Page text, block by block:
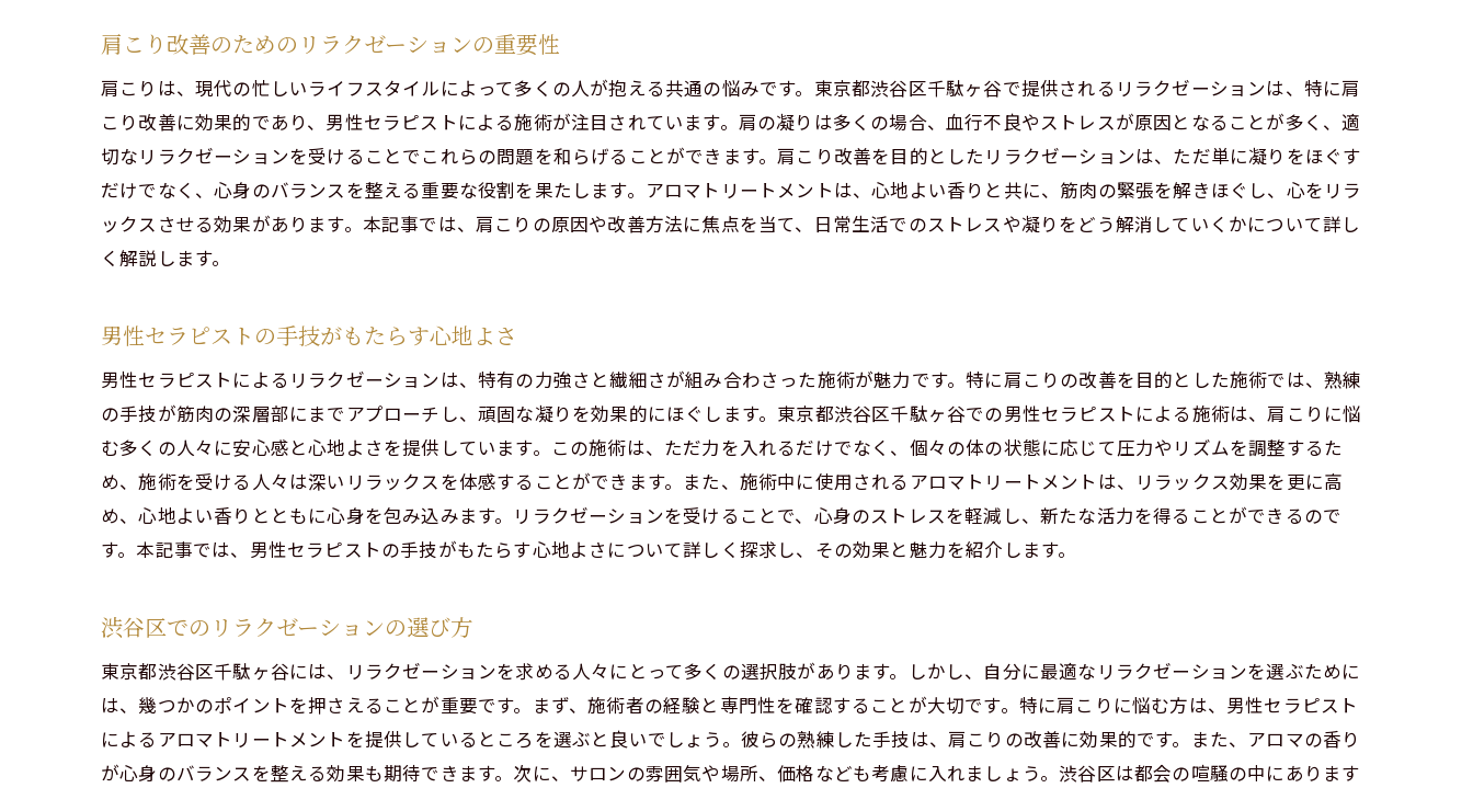
心身を癒す香りのパワー
リラクゼーションにおけるアロマの役割
施術後のリラックス感の持続
アロマトリートメントの歴史とその進化
疲労回復に効果抜群男性セラピストによるリラクゼーションのススメ
リラクゼーションの持続的な効果
疲労回復のためのおすすめ施術
心と体のリセットの重要性
リラクゼーションを生活に取り入れる方法
現代人の疲れを癒す渋谷区千駄ヶ谷のリラクゼーションスポット
都会の喧騒を忘れるリラクゼーションの場所
千駄ヶ谷での癒しの時間の過ごし方
心地よい空間でのリラクゼーション体験
リラクゼーションスポットでの一日の過ごし方
都会のストレスを解消渋谷区で人気のリラクゼーション体験
肩こり改善のためのリラクゼーションの重要性
肩こりは、現代の忙しいライフスタイルによって多くの人が抱える共通の悩みです。東京都渋谷区千駄ヶ谷で提供されるリラクゼーションは、特に肩
こり改善に効果的であり、男性セラピストによる施術が注目されています。肩の凝りは多くの場合、血行不良やストレスが原因となることが多く、適
切なリラクゼーションを受けることでこれらの問題を和らげることができます。肩こり改善を目的としたリラクゼーションは、ただ単に凝りをほぐす
だけでなく、心身のバランスを整える重要な役割を果たします。アロマトリートメントは、心地よい香りと共に、筋肉の緊張を解きほぐし、心をリラ
ックスさせる効果があります。本記事では、肩こりの原因や改善方法に焦点を当て、日常生活でのストレスや凝りをどう解消していくかについて詳し
く解説します。
男性セラピストの手技がもたらす心地よさ
男性セラピストによるリラクゼーションは、特有の力強さと繊細さが組み合わさった施術が魅力です。特に肩こりの改善を目的とした施術では、熟練
の手技が筋肉の深層部にまでアプローチし、頑固な凝りを効果的にほぐします。東京都渋谷区千駄ヶ谷での男性セラピストによる施術は、肩こりに悩
む多くの人々に安心感と心地よさを提供しています。この施術は、ただ力を入れるだけでなく、個々の体の状態に応じて圧力やリズムを調整するた
め、施術を受ける人々は深いリラックスを体感することができます。また、施術中に使用されるアロマトリートメントは、リラックス効果を更に高
め、心地よい香りとともに心身を包み込みます。リラクゼーションを受けることで、心身のストレスを軽減し、新たな活力を得ることができるので
す。本記事では、男性セラピストの手技がもたらす心地よさについて詳しく探求し、その効果と魅力を紹介します。
渋谷区でのリラクゼーションの選び方
東京都渋谷区千駄ヶ谷には、リラクゼーションを求める人々にとって多くの選択肢があります。しかし、自分に最適なリラクゼーションを選ぶために
は、幾つかのポイントを押さえることが重要です。まず、施術者の経験と専門性を確認することが大切です。特に肩こりに悩む方は、男性セラピスト
によるアロマトリートメントを提供しているところを選ぶと良いでしょう。彼らの熟練した手技は、肩こりの改善に効果的です。また、アロマの香り
が心身のバランスを整える効果も期待できます。次に、サロンの雰囲気や場所、価格なども考慮に入れましょう。渋谷区は都会の喧騒の中にあります